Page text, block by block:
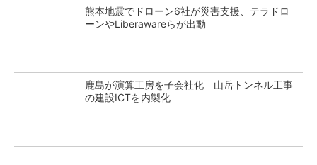
熊本地震でドローン6社が災害支援、テラドロ
ーンやLiberawareらが出動
鹿島が演算工房を子会社化 山岳トンネル工事
の建設ICTを内製化